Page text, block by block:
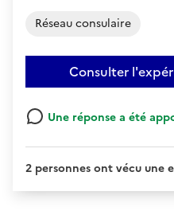
Réseau consulaire
Consulter
Une réponse a été
2 personnes ont vécu une